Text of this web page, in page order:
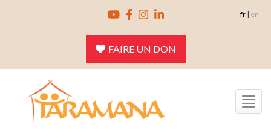
FAIRE UN DON
fr | en
Toggle
navigation